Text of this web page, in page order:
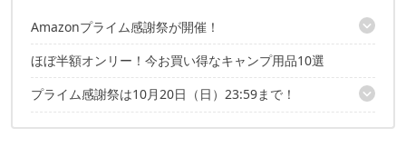
Amazonプライム感謝祭が開催！
プライム感謝祭はこちらの記事でも紹介中！
ほぼ半額オンリー！今お買い得なキャンプ用品10選
プライム感謝祭は10月20日（日）23:59まで！